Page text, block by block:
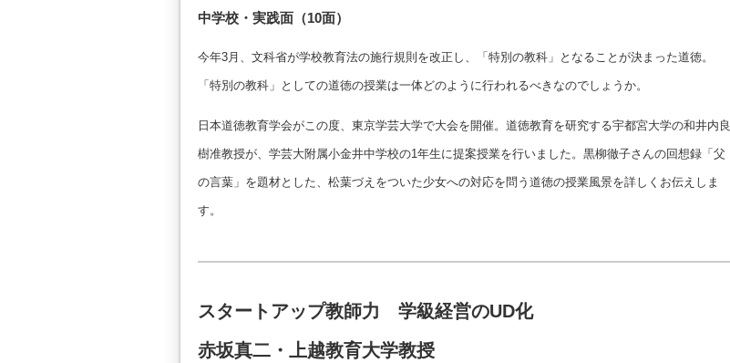
中学校・実践面（10面）
今年3月、文科省が学校教育法の施行規則を改正し、「特別の教科」となることが決まった道徳。
「特別の教科」としての道徳の授業は一体どのように行われるべきなのでしょうか。
日本道徳教育学会がこの度、東京学芸大学で大会を開催。道徳教育を研究する宇都宮大学の和井内良
樹准教授が、学芸大附属小金井中学校の1年生に提案授業を行いました。黒柳徹子さんの回想録「父
の言葉」を題材とした、松葉づえをついた少女への対応を問う道徳の授業風景を詳しくお伝えしま
す。
スタートアップ教師力 学級経営のUD化
赤坂真二・上越教育大学教授